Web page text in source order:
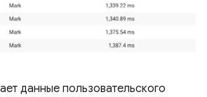
данные пользовательского